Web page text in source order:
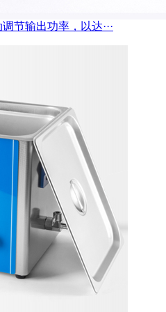
节输出功率，以达···